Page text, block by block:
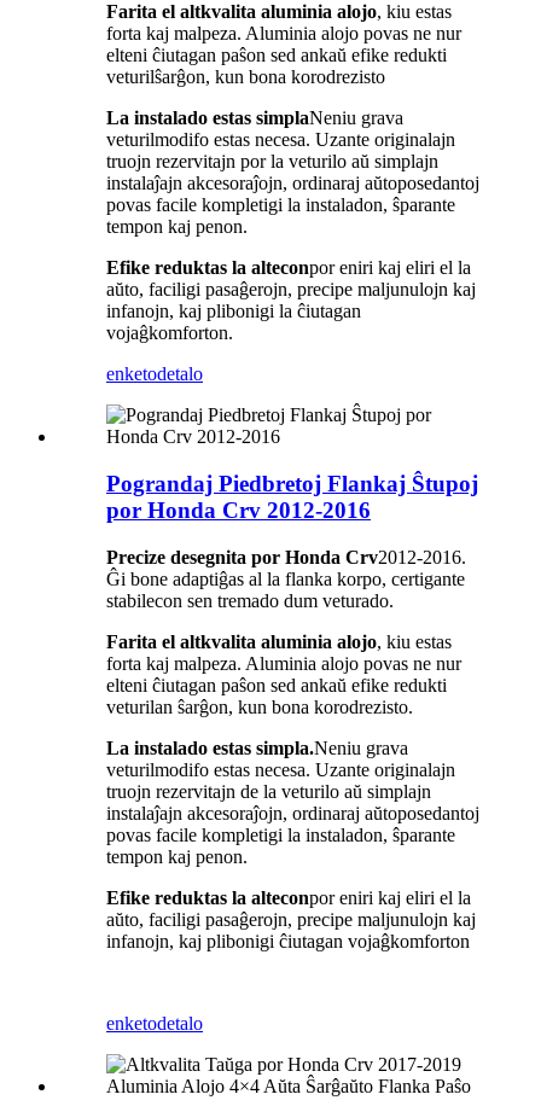
Farita el altkvalita aluminia alojo, kiu estas
forta kaj malpeza. Aluminia alojo povas ne nur
elteni ĉiutagan paŝon sed ankaŭ efike redukti
veturilŝarĝon, kun bona korodrezisto
La instalado estas simplaNeniu grava
veturilmodifo estas necesa. Uzante originalajn
truojn rezervitajn por la veturilo aŭ simplajn
instalaĵajn akcesoraĵojn, ordinaraj aŭtoposedantoj
povas facile kompletigi la instaladon, ŝparante
tempon kaj penon.
Efike reduktas la alteconpor eniri kaj eliri el la
aŭto, faciligi pasaĝerojn, precipe maljunulojn kaj
infanojn, kaj plibonigi la ĉiutagan
vojaĝkomforton.
enketodetalo
Pograndaj Piedbretoj Flankaj Ŝtupoj
por Honda Crv 2012-2016
Precize desegnita por Honda Crv2012-2016.
Ĝi bone adaptiĝas al la flanka korpo, certigante
stabilecon sen tremado dum veturado.
Farita el altkvalita aluminia alojo, kiu estas
forta kaj malpeza. Aluminia alojo povas ne nur
elteni ĉiutagan paŝon sed ankaŭ efike redukti
veturilan ŝarĝon, kun bona korodrezisto.
La instalado estas simpla.Neniu grava
veturilmodifo estas necesa. Uzante originalajn
truojn rezervitajn de la veturilo aŭ simplajn
instalaĵajn akcesoraĵojn, ordinaraj aŭtoposedantoj
povas facile kompletigi la instaladon, ŝparante
tempon kaj penon.
Efike reduktas la alteconpor eniri kaj eliri el la
aŭto, faciligi pasaĝerojn, precipe maljunulojn kaj
infanojn, kaj plibonigi ĉiutagan vojaĝkomforton
enketodetalo